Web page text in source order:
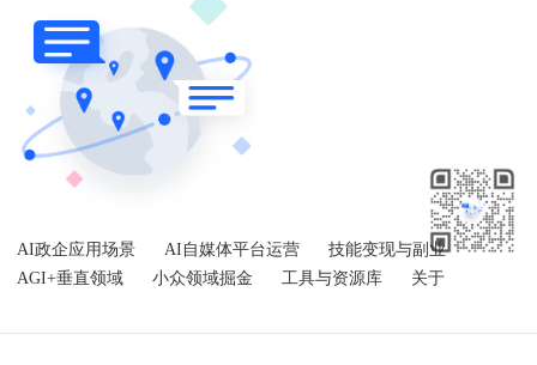
AI政企应用场景 AI自媒体平台运营
技能变现与副业
AGI+垂直领域
小众领域掘金 工具与资源库 关于